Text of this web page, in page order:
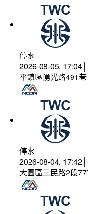
停水
2026-08-05,
平鎮區湧光路491
停水
2026-08-04,
大園區三民路2段